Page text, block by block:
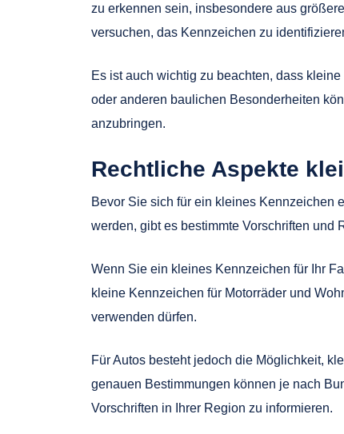
zu erkennen sein, insbesondere aus
versuchen, das Kennzeichen zu
Es ist auch wichtig zu beachten, dass
oder anderen baulichen Besonderheiten
anzubringen.
Rechtliche Aspekte
Bevor Sie sich für ein kleines Kennzeichen
werden, gibt es bestimmte Vorschriften und
Wenn Sie ein kleines Kennzeichen für Ihr
kleine Kennzeichen für Motorräder und
verwenden dürfen.
Für Autos besteht jedoch die Möglichkeit,
genauen Bestimmungen können je nach
Vorschriften in Ihrer Region zu informieren.